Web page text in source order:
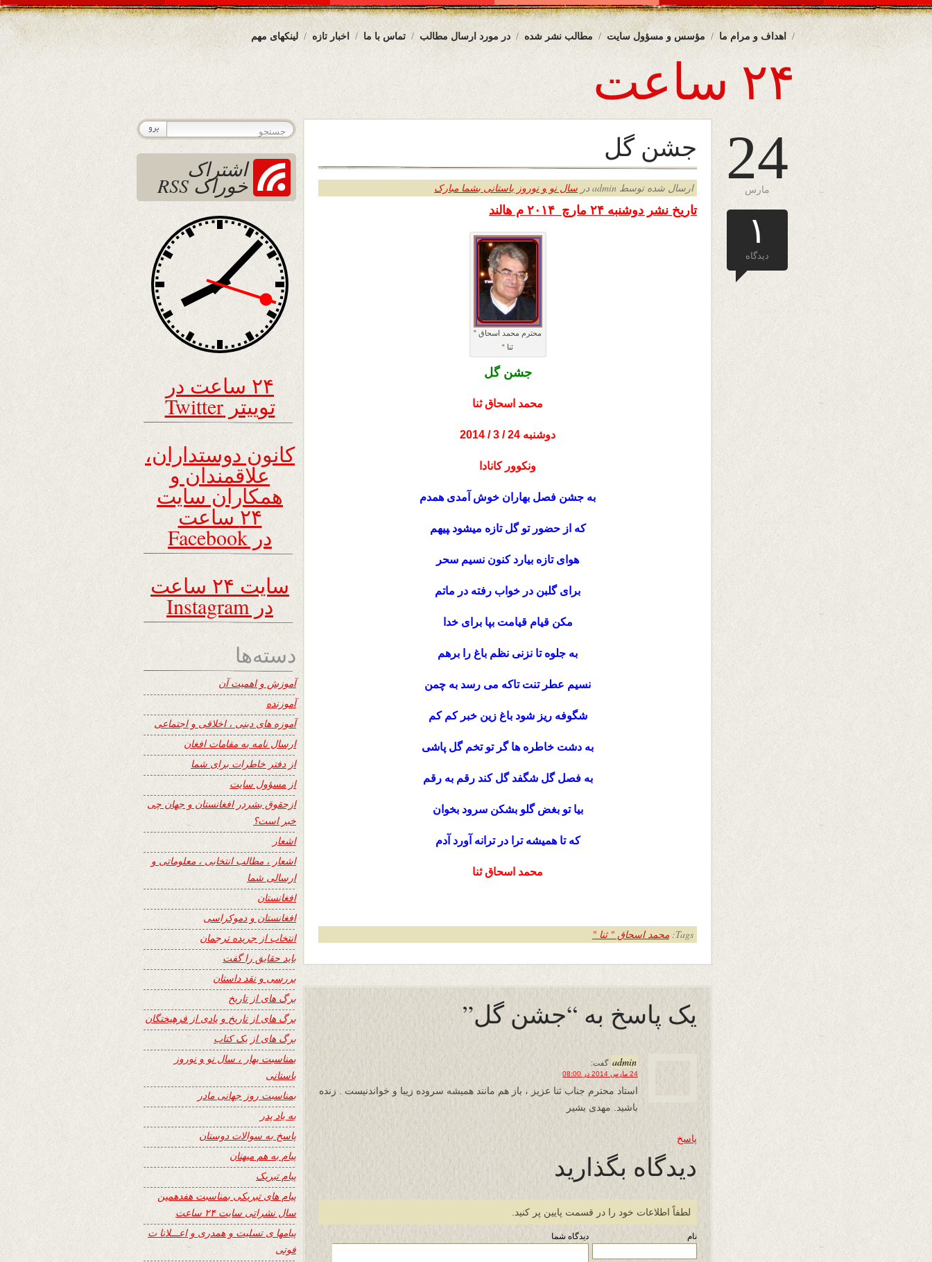
لینکهای مهم اخبار تازه تماس با ما در مورد ارسال مطالب مطالب نشر شده مؤسس و مسؤول سایت اهداف و مرام ما
۲۴ ساعت
24
مارس
۱
دیدگاه
جشن گل
ارسال شده توسط admin در سال نو و نوروز باستانی بشما مبارک
تاریخ نشر دوشنبه ۲۴ مارچ ۲۰۱۴ م هالند
محترم محمد اسحاق ”
ثنا “
جشن گل
محمد اسحاق ثنا
دوشنبه 24 / 3 / 2014
ونکوور کانادا
به جشن فصل بهاران خوش آمدی همدم
که از حضور تو گل تازه میشود ‍‍پیهم
هوای تازه بیارد کنون نسیم سحر
برای گلبن در خواب رفته در ماتم
مکن قیام قیامت بپا برای خدا
به جلوه تا نزنی نظم باغ را برهم
نسیم عطر تنت تاکه می رسد به چمن
شگوفه ریز شود باغ زین خبر کم کم
به دشت خاطره ها گر تو تخم گل پاشی
به فصل گل شگفد گل کند رقم به رقم
بیا تو بغض گلو بشکن سرود بخوان
که تا همیشه ترا در ترانه آورد آدم
محمد اسحاق ثنا
Tags: محمد اسحاق " ثنا "
یک پاسخ به “جشن گل”
admin گفت:
24 مارس 2014 در 08:00
استاد محترم جناب ثنا عزیز ، باز هم مانند همیشه سروده زیبا و خواندنیست . زنده
باشید. مهدی بشیر
پاسخ
دیدگاه بگذارید
لطفاً اطلاعات خود را در قسمت پایین پر کنید.
نام دیدگاه شما
اشتراک
خوراک RSS
۲۴ ساعت در
توییتر Twitter
کانون دوستداران،
علاقمندان و
همکاران سایت
۲۴ ساعت
در Facebook
سایت ۲۴ ساعت
در Instagram
دسته‌ها
آموزش و اهمیت آن
آموزنده
آموزه های دینی ، اخلاقی و اجتماعی
ارسال نامه به مقامات افغان
از دفتر خاطرات برای شما
از مسؤول سایت
ازحقوق بشردر افغانستان و جهان چی
خبر است؟
اشعار
اشعار ، مطالب انتخابی ، معلوماتی و
ارسالی شما
افغانستان
افغانستان و دموکراسی
انتخاب از جریده ترجمان
باید حقایق را گفت
بررسی و نقد داستان
برگ های از تاریخ
برگ های از تاریخ و یادی از فرهیختگان
برگ های از یک کتاب
بمناسبت بهار ، سال نو و نوروز
باستانی
بمناسبت روز جهانی مادر
به یاد پدر
پاسخ به سوالات دوستان
پیام به هم میهنان
پیام تبریک
پیام های تبریکی بمناسبت هفدهمین
سال نشراتی سایت ۲۴ ساعت
پیامها ی تسلیت و همدری و اعـــلانا ت
فوتی